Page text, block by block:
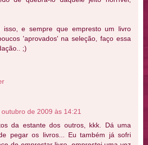
isso, e sempre que empresto um livro
'aprovados' na seleção, faço essa
;)
outubro de 2009 às 14:21
da estante dos outros, kkk. Dá uma
pegar os livros... Eu também já sofri